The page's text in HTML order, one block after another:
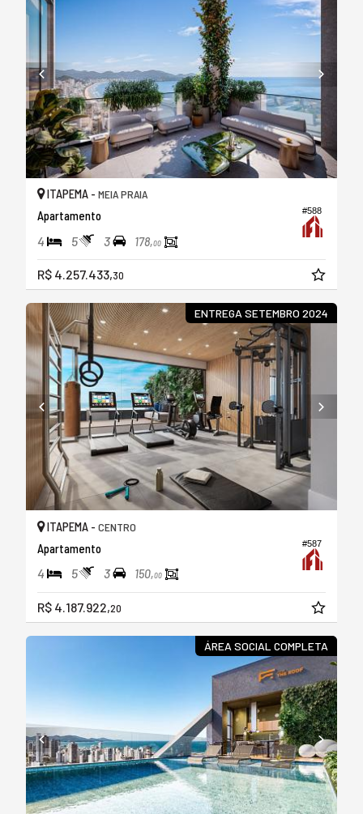
#588
ITAPEMA - MEIA PRAIA
Apartamento
4 5 3 178,00
R$ 4.257.433,30
ENTREGA SETEMBRO 2024
#587
ITAPEMA - CENTRO
Apartamento
4 5 3 150,00
R$ 4.187.922,20
ÁREA SOCIAL COMPLETA